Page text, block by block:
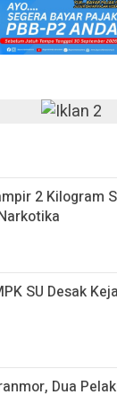
2 Kilogram
SU Desak
Dua